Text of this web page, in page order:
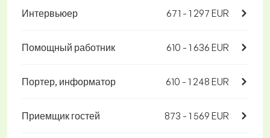
Интервьюер 671 - 1 297 EUR
Помощный работник 610 - 1 636 EUR
Портер, информатор 610 - 1 248 EUR
Приемщик гостей 873 - 1 569 EUR